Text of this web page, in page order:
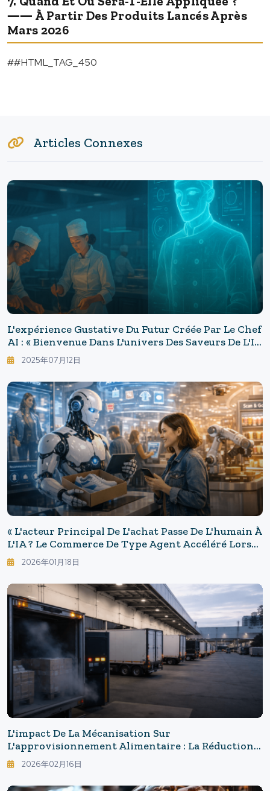
―― À Partir Des Produits Lancés Après
Mars 2026
##HTML_TAG_450
Articles Connexes
L'expérience Gustative Du Futur Créée Par Le Chef
AI : « Bienvenue Dans L'univers Des Saveurs De L'IA
» — Aperçu Du Restaurant Futuriste De Dubaï
2025年07月12日
« L'acteur Principal De L'achat Passe De L'humain À
L'IA ? Le Commerce De Type Agent Accéléré Lors
Du Festival De La Vente Au Détail »
2026年01月18日
L'impact De La Mécanisation Sur
L'approvisionnement Alimentaire : La Réduction
Du Personnel A Entraîné L'arrêt De La Logistique -
La Crise De La Chaîne D'approvisionnement
Alimentaire À L'ère De L'IA
2026年02月16日